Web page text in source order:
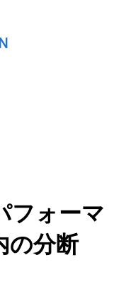
フォーマ
の分断